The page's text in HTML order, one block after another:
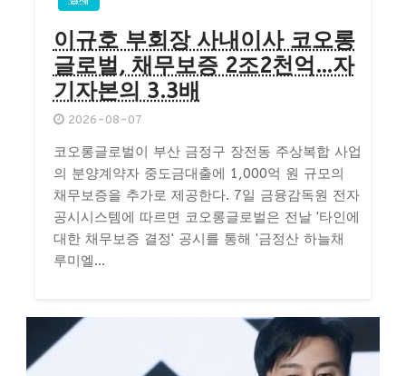
이규호 부회장 사내이사 코오롱
글로벌, 채무보증 2조2천억…자
기자본의 3.3배
2026-08-07
코오롱글로벌이 부산 금정구 장전동 주상복합 사업
의 분양계약자 중도금대출에 1,000억 원 규모의
채무보증을 추가로 제공한다. 7일 금융감독원 전자
공시시스템에 따르면 코오롱글로벌은 전날 '타인에
대한 채무보증 결정' 공시를 통해 '금정산 하늘채
루미엘...